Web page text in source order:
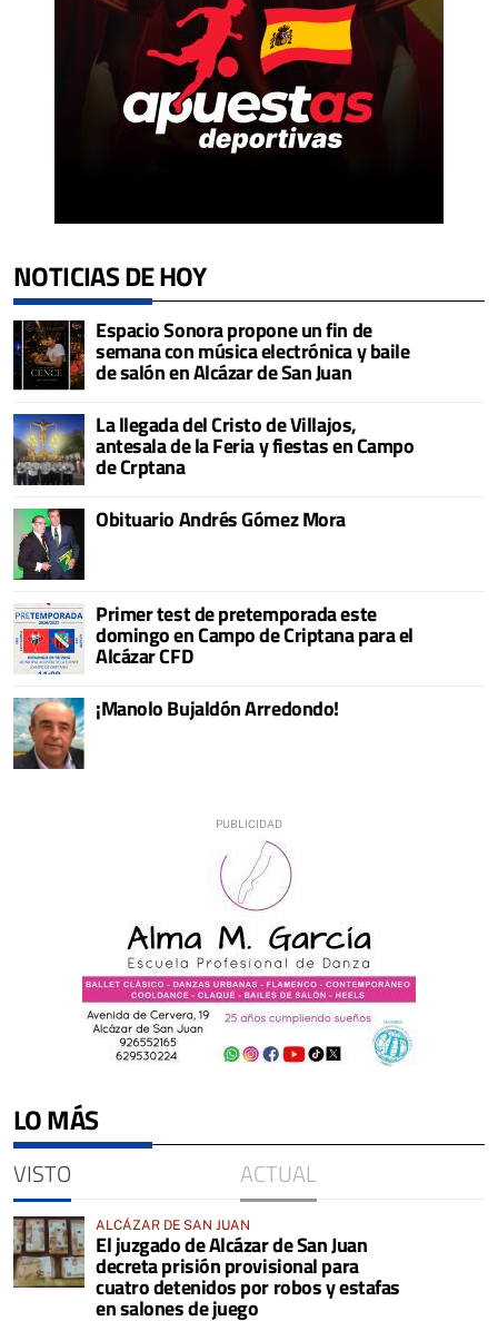
NOTICIAS DE HOY
Espacio Sonora propone un fin de
semana con música electrónica y baile
de salón en Alcázar de San Juan
La llegada del Cristo de Villajos,
antesala de la Feria y fiestas en Campo
de Crptana
Obituario Andrés Gómez Mora
Primer test de pretemporada este
domingo en Campo de Criptana para el
Alcázar CFD
¡Manolo Bujaldón Arredondo!
LO MÁS
VISTO ACTUAL
ALCÁZAR DE SAN JUAN
El juzgado de Alcázar de San Juan
decreta prisión provisional para
cuatro detenidos por robos y estafas
en salones de juego